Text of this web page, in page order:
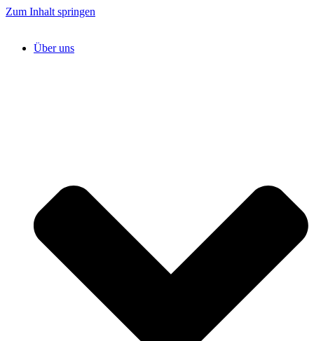
Zum Inhalt springen
Über uns